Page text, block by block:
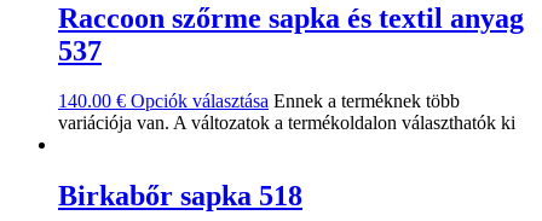
Raccoon szőrme sapka és textil anyag
537
140.00 € Opciók választása Ennek a terméknek több
variációja van. A változatok a termékoldalon választhatók ki
Birkabőr sapka 518